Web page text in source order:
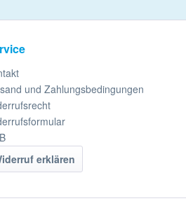
und Zahlungsbedingungen
erklären